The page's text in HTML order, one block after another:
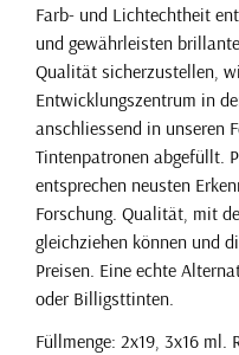
Farb- und Lichtechtheit
und gewährleisten
Qualität sicherzustellen,
Entwicklungszentrum in
anschliessend in unseren
Tintenpatronen abgefüllt.
entsprechen neusten
Forschung. Qualität, mit
gleichziehen können und
Preisen. Eine echte
oder Billigsttinten.
Füllmenge: 2x19, 3x16 ml.